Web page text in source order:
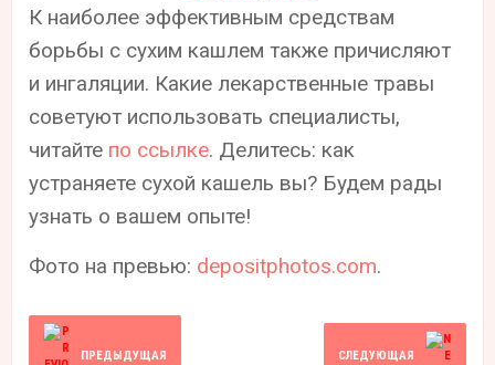
К наиболее эффективным средствам
борьбы с сухим кашлем также причисляют
и ингаляции. Какие лекарственные травы
советуют использовать специалисты,
читайте по ссылке. Делитесь: как
устраняете сухой кашель вы? Будем рады
узнать о вашем опыте!
Фото на превью: depositphotos.com.
ПРЕДЫДУЩАЯ СЛЕДУЮЩАЯ